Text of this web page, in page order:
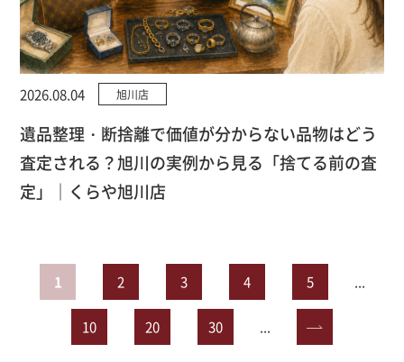
2026.08.04 旭川店
遺品整理・断捨離で価値が分からない品物はどう
査定される？旭川の実例から見る「捨てる前の査
定」｜くらや旭川店
1 2 3 4 5 ...
10 20 30 ... »